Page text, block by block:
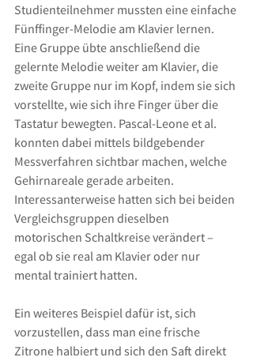
Studienteilnehmer mussten eine einfache
Fünffinger-Melodie am Klavier lernen.
Eine Gruppe übte anschließend die
gelernte Melodie weiter am Klavier, die
zweite Gruppe nur im Kopf, indem sie sich
vorstellte, wie sich ihre Finger über die
Tastatur bewegten. Pascal-Leone et al.
konnten dabei mittels bildgebender
Messverfahren sichtbar machen, welche
Gehirnareale gerade arbeiten.
Interessanterweise hatten sich bei beiden
Vergleichsgruppen dieselben
motorischen Schaltkreise verändert –
egal ob sie real am Klavier oder nur
mental trainiert hatten.
Ein weiteres Beispiel dafür ist, sich
vorzustellen, dass man eine frische
Zitrone halbiert und sich den Saft direkt